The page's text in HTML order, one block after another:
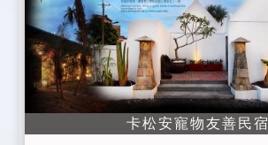
卡松安寵物友善民宿